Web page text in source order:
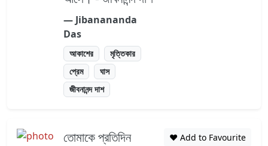
― Jibanananda
Das
আকাশের
মৃত্তিকার
প্রেম
ঘাস
জীবনানন্দ দাশ
তোমাকে প্রতিদিন
❤️ Add to Favourite